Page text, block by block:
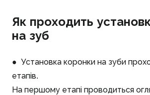
Як проходить
на зуб
● Установка коронки на зуби
етапів.
На першому етапі проводиться